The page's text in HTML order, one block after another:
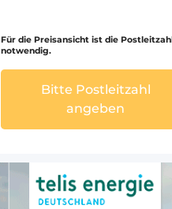
Für die Preisansicht ist die Postleitzahl
notwendig.
Bitte Postleitzahl
angeben